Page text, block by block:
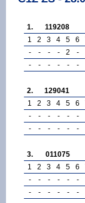
1. 119208
1
2 3 4 5 6
-
- - - 2 -
-
- - - - -
2. 129041
1
2 3 4 5 6
-
- - - - -
-
- - - - -
3. 011075
1
2 3 4 5 6
-
- - - - -
-
- - - - -